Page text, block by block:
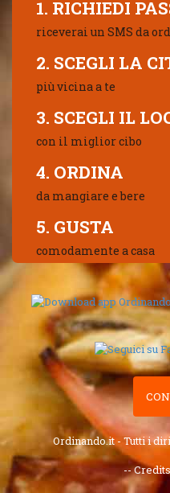
1. RICHIEDI
riceverai un SMS da
2. SCEGLI LA
più vicina a te
3. SCEGLI IL
con il miglior cibo
4. ORDINA
da mangiare e bere
5. GUSTA
comodamente a casa
Ordinando.it - Tutti i
--